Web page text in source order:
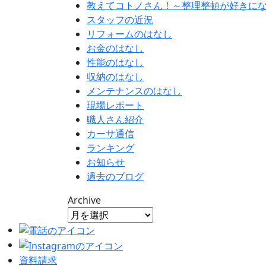
教えてコトノさん！～整理整頓が好きに
スタッフの近況
リフォームのはなし
お金のはなし
性能のはなし
収納のはなし
メンテナンスのはなし
現場レポート
職人さん紹介
カーサ通信
ランキング
お知らせ
過去のブログ
Archive
資料請求